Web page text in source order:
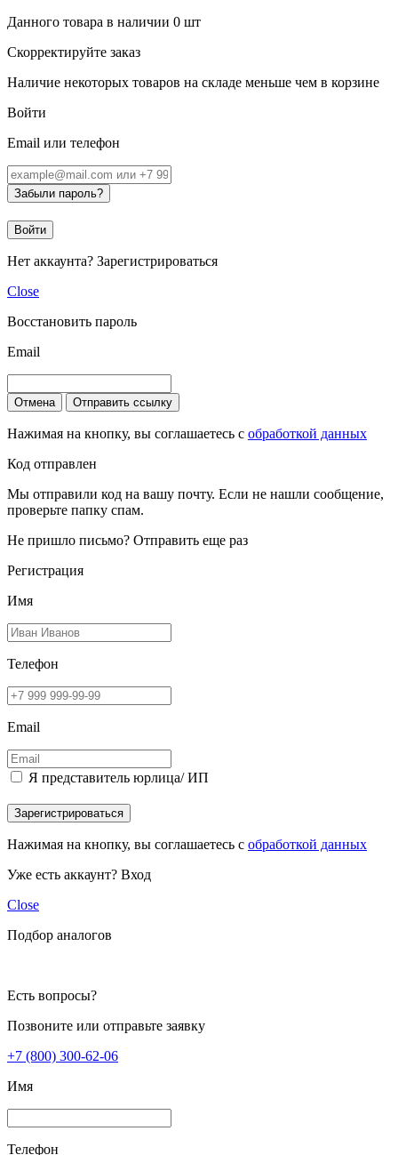
Данного товара в наличии 0 шт
Скорректируйте заказ
Наличие некоторых товаров на складе меньше чем в корзине
Войти
Email или телефон
Забыли пароль?
Войти
Нет аккаунта? Зарегистрироваться
Close
Восстановить пароль
Email
Отмена Отправить ссылку
Нажимая на кнопку, вы соглашаетесь с обработкой данных
Код отправлен
Мы отправили код на вашу почту. Если не нашли сообщение,
проверьте папку спам.
Не пришло письмо? Отправить еще раз
Регистрация
Имя
Телефон
Email
Я представитель юрлица/ ИП
Зарегистрироваться
Нажимая на кнопку, вы соглашаетесь с обработкой данных
Уже есть аккаунт? Вход
Close
Подбор аналогов
Есть вопросы?
Позвоните или отправьте заявку
+7 (800) 300-62-06
Имя
Телефон